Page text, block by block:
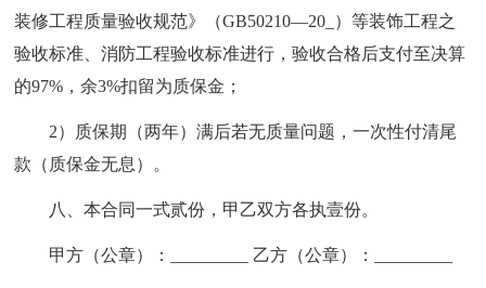
装修工程质量验收规范》（GB50210—20_）等装饰工程之
验收标准、消防工程验收标准进行，验收合格后支付至决算
的97%，余3%扣留为质保金；
2）质保期（两年）满后若无质量问题，一次性付清尾
款（质保金无息）。
八、本合同一式贰份，甲乙双方各执壹份。
甲方（公章）：_________ 乙方（公章）：_________